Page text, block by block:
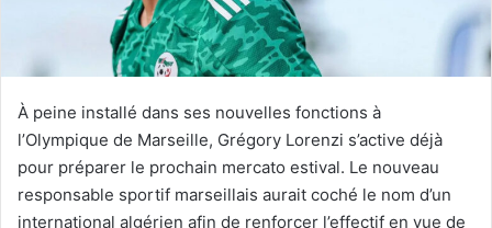
À peine installé dans ses nouvelles fonctions à
l’Olympique de Marseille, Grégory Lorenzi s’active déjà
pour préparer le prochain mercato estival. Le nouveau
responsable sportif marseillais aurait coché le nom d’un
international algérien afin de renforcer l’effectif en vue de